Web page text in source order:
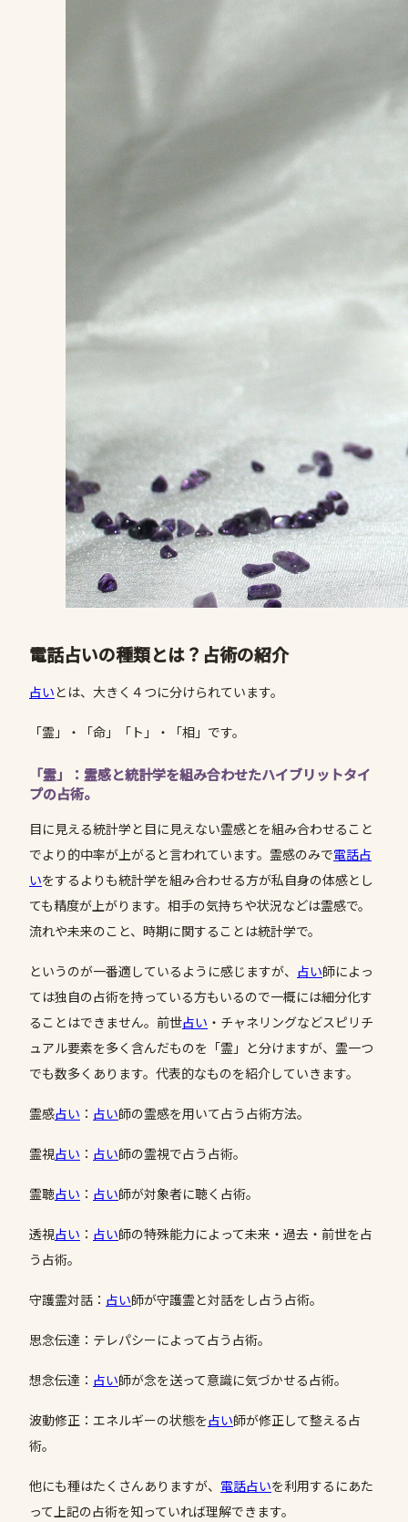
電話占いの種類とは？占術の紹介
占いとは、大きく４つに分けられています。
「霊」・「命」「ト」・「相」です。
「霊」：霊感と統計学を組み合わせたハイブリットタイ
プの占術。
目に見える統計学と目に見えない霊感とを組み合わせること
でより的中率が上がると言われています。霊感のみで電話占
いをするよりも統計学を組み合わせる方が私自身の体感とし
ても精度が上がります。相手の気持ちや状況などは霊感で。
流れや未来のこと、時期に関することは統計学で。
というのが一番適しているように感じますが、 占い師によっ
ては独自の占術を持っている方もいるので一概には細分化す
ることはできません。前世占い ・チャネリングなどスピリチ
ュアル要素を多く含んだものを「霊」と分けますが、霊一つ
でも数多くあります。代表的なものを紹介していきます。
霊感占い ： 占い師の霊感を用いて占う占術方法。
霊視占い ： 占い師の霊視で占う占術。
霊聴占い ： 占い師が対象者に聴く占術。
透視占い ： 占い師の特殊能力によって未来・過去・前世を占
う占術。
守護霊対話： 占い師が守護霊と対話をし占う占術。
思念伝達：テレパシーによって占う占術。
想念伝達： 占い師が念を送って意識に気づかせる占術。
波動修正：エネルギーの状態を占い師が修正して整える占
術。
他にも種はたくさんありますが、 電話占いを利用するにあた
って上記の占術を知っていれば理解できます。